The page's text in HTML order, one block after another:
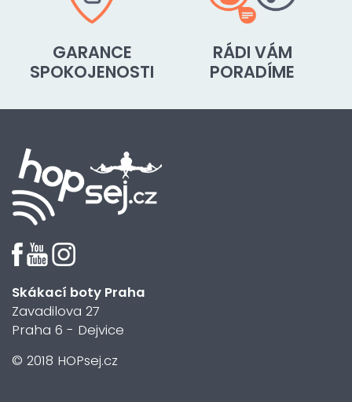
GARANCE
SPOKOJENOSTI
RÁDI VÁM
PORADÍME
Skákací boty Praha
Zavadilova 27
Praha 6 - Dejvice
© 2018 HOPsej.cz